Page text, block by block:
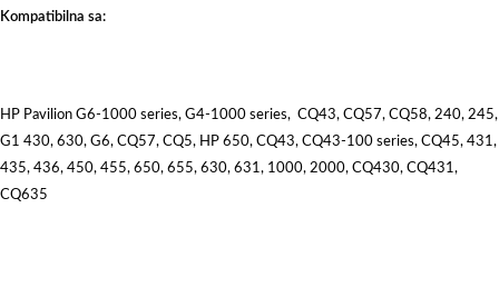
Kompatibilna sa:
HP Pavilion G6-1000 series, G4-1000 series, CQ43, CQ57, CQ58, 240, 245,
G1 430, 630, G6, CQ57, CQ5, HP 650, CQ43, CQ43-100 series, CQ45, 431,
435, 436, 450, 455, 650, 655, 630, 631, 1000, 2000, CQ430, CQ431,
CQ635